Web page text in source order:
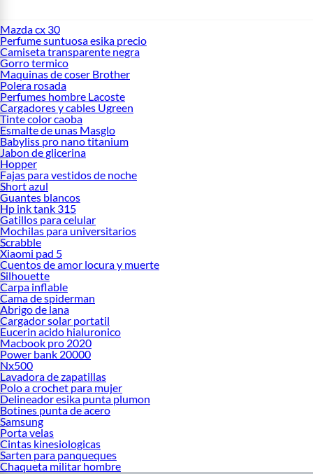
Mazda cx 30
Perfume suntuosa esika precio
Camiseta transparente negra
Gorro termico
Maquinas de coser Brother
Polera rosada
Perfumes hombre Lacoste
Cargadores y cables Ugreen
Tinte color caoba
Esmalte de unas Masglo
Babyliss pro nano titanium
Jabon de glicerina
Hopper
Fajas para vestidos de noche
Short azul
Guantes blancos
Hp ink tank 315
Gatillos para celular
Mochilas para universitarios
Scrabble
Xiaomi pad 5
Cuentos de amor locura y muerte
Silhouette
Carpa inflable
Cama de spiderman
Abrigo de lana
Cargador solar portatil
Eucerin acido hialuronico
Macbook pro 2020
Power bank 20000
Nx500
Lavadora de zapatillas
Polo a crochet para mujer
Delineador esika punta plumon
Botines punta de acero
Samsung
Porta velas
Cintas kinesiologicas
Sarten para panqueques
Chaqueta militar hombre